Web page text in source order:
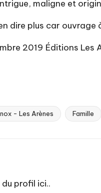
maligne et
dire plus car
2019 Éditions Les
- Les Arènes Famille
profil ici..